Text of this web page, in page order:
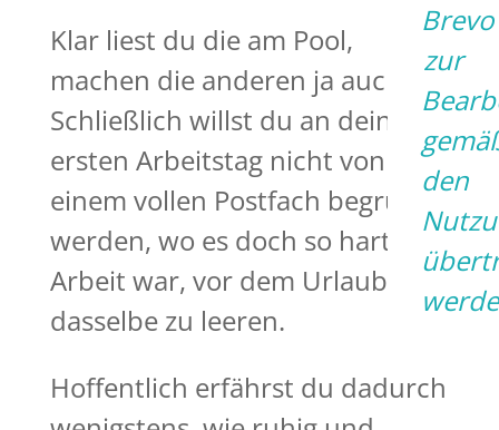
Klar liest du die am Pool,
machen die anderen ja auch.
Schließlich willst du an deinem
ersten Arbeitstag nicht von
einem vollen Postfach begrüßt
werden, wo es doch so harte
Arbeit war, vor dem Urlaub
dasselbe zu leeren.
Hoffentlich erfährst du dadurch
Brevo
zur
den